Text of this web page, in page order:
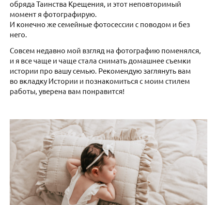
обряда Таинства Крещения, и этот неповторимый
момент я фотографирую.
И конечно же семейные фотосессии с поводом и без
него.
Совсем недавно мой взгляд на фотографию поменялся,
и я все чаще и чаще стала снимать домашнее съемки
истории про вашу семью. Рекомендую заглянуть вам
во вкладку Истории и познакомиться с моим стилем
работы, уверена вам понравится!